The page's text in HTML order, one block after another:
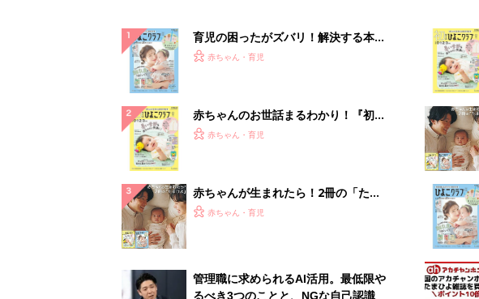
育児の困ったがズバリ！解決する本
『ひよこクラブ 夏号』 4カ月～2才
赤ちゃん・育児
赤ちゃんのお世話まるわかり！『初め
てのひよこクラブ 夏号』〈巻頭大特
赤ちゃん・育児
赤ちゃんが生まれたら！2冊の「たま
ひよ」
赤ちゃん・育児
管理職に求められるAI活用。最低限や
るべき3つのことと、NGな自己認識